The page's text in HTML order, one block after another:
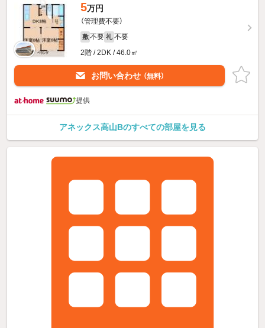
5万円
（管理費不要）
敷 不要 礼 不要
2階 / 2DK / 46.0㎡
お問い合わせ （無料）
提供
アネックス高山Bのすべての部屋を見る